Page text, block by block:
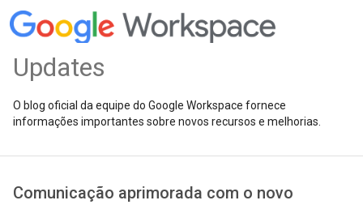
Updates
O blog oficial da equipe do Google Workspace fornece
informações importantes sobre novos recursos e melhorias.
Comunicação aprimorada com o novo